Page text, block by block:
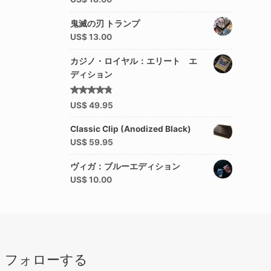
鬼滅の刃 トランプ
US$13.00
カジノ・ロイヤル：エリート エ
ディション
5段階中
4.50
US$49.95
Classic Clip (Anodized Black)
US$59.95
ヴィガ：ブルーエディション
US$10.00
フォローする